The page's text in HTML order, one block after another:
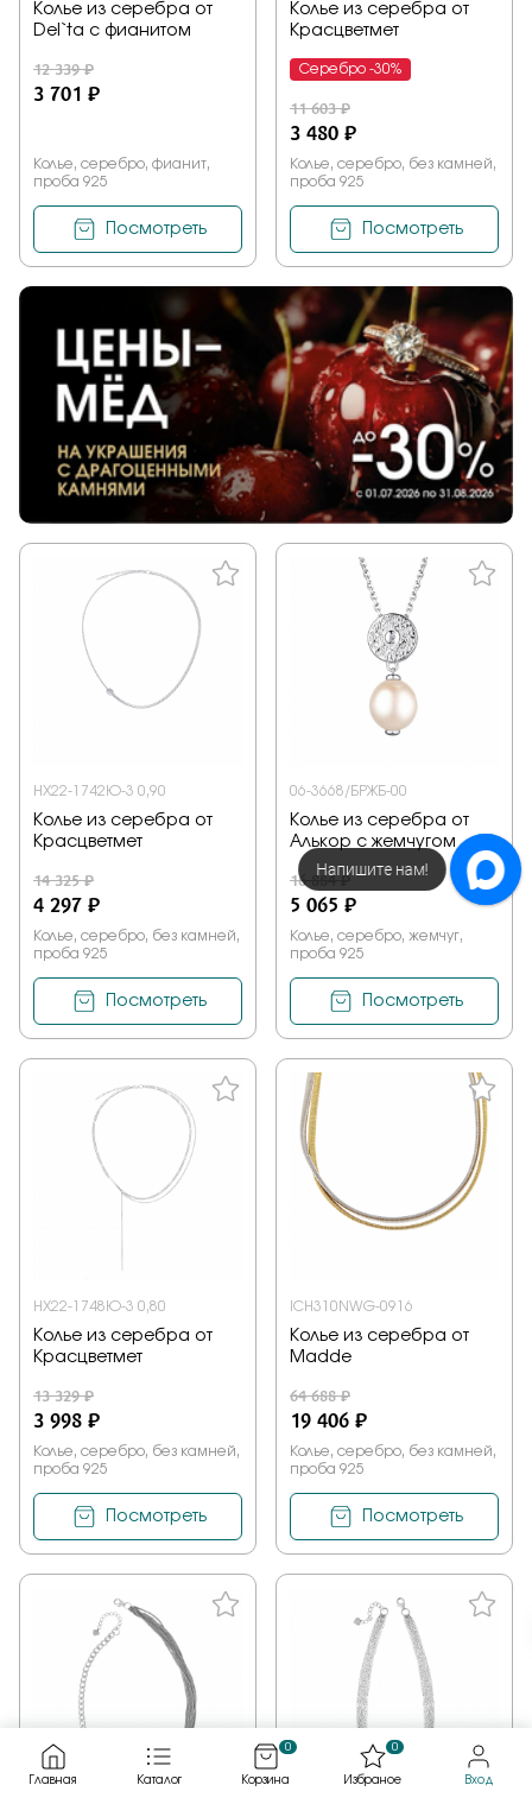
Колье из серебра от
Del`ta с фианитом
12 339 ₽
3 701 ₽
Колье, серебро, фианит,
проба 925
Посмотреть
Колье из серебра от
Красцветмет
Серебро -30%
11 603 ₽
3 480 ₽
Колье, серебро, без камней,
проба 925
Посмотреть
НХ22-1742Ю-3 0,90
Колье из серебра от
Красцветмет
14 325 ₽
4 297 ₽
Колье, серебро, без камней,
проба 925
Посмотреть
06-3668/БРЖБ-00
Колье из серебра от
Алькор с жемчугом
16 884 ₽
5 065 ₽
Колье, серебро, жемчуг,
проба 925
Посмотреть
НХ22-1748Ю-3 0,80
Колье из серебра от
Красцветмет
13 329 ₽
3 998 ₽
Колье, серебро, без камней,
проба 925
Посмотреть
IСH310NWG-0916
Колье из серебра от
Madde
64 688 ₽
19 406 ₽
Колье, серебро, без камней,
проба 925
Посмотреть
Главная Каталог Корзина
0
Избраное
0
Вход
Напишите нам!